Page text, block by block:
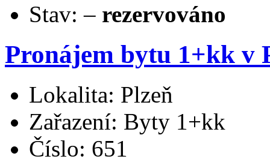
Stav: – rezervováno
Pronájem bytu 1+kk v
Lokalita: Plzeň
Zařazení: Byty 1+kk
Číslo: 651